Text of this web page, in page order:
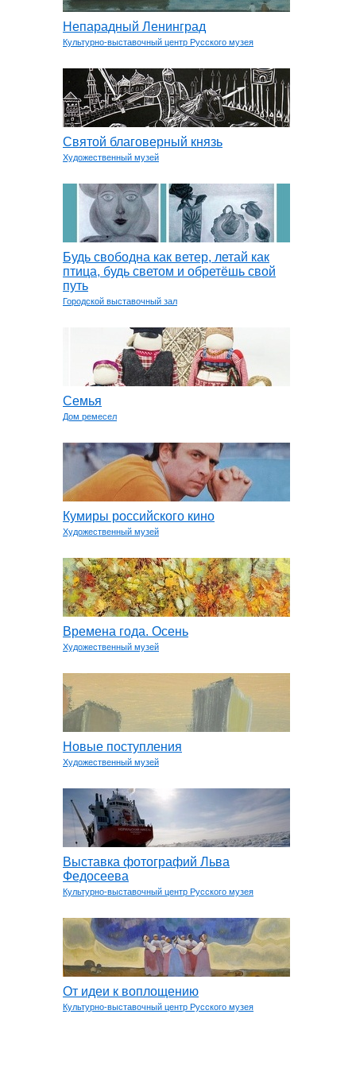
Непарадный Ленинград
Культурно-выставочный центр Русского музея
Святой благоверный князь
Художественный музей
Будь свободна как ветер, летай как
птица, будь светом и обретёшь свой
путь
Городской выставочный зал
Семья
Дом ремесел
Кумиры российского кино
Художественный музей
Времена года. Осень
Художественный музей
Новые поступления
Художественный музей
Выставка фотографий Льва
Федосеева
Культурно-выставочный центр Русского музея
От идеи к воплощению
Культурно-выставочный центр Русского музея